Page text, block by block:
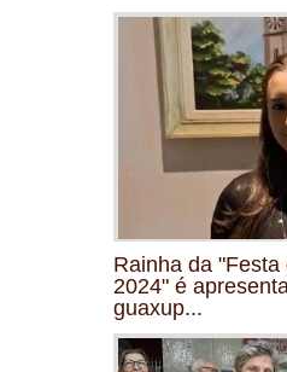
Rainha da
2024" é
guaxup...